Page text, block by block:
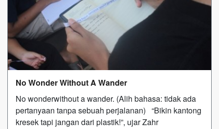
No Wonder Without A Wander
No wonderwithout a wander. (Alih bahasa: tidak ada
pertanyaan tanpa sebuah perjalanan) “Bikin kantong
kresek tapi jangan dari plastik!”, ujar Zahr